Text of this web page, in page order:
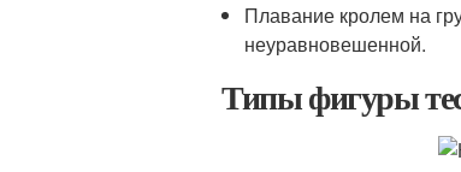
Плавание кролем на
неуравновешенной.
Типы фигуры